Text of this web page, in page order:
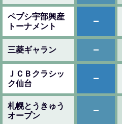
ペプシ宇部興産
トーナメント
–
三菱ギャラン –
ＪＣＢクラシッ
ク仙台
–
札幌とうきゅう
オープン
–